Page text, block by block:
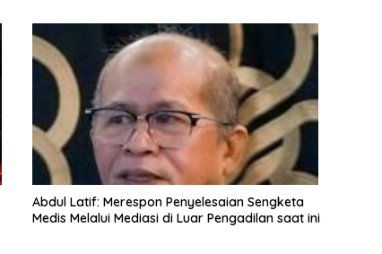
Abdul Latif: Merespon Penyelesaian Sengketa
Medis Melalui Mediasi di Luar Pengadilan saat ini